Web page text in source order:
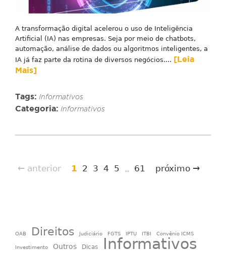
A transformação digital acelerou o uso de Inteligência
Artificial (IA) nas empresas. Seja por meio de chatbots,
automação, análise de dados ou algoritmos inteligentes, a
IA já faz parte da rotina de diversos negócios.... [Leia
Mais]
Tags: Informativos
Categoria: Informativos
← anterior 1 2 3 4 5 61 próximo →
OAB Direitos Judiciário FGTS IPTU ITBI Convênio ICMS
Investimento Outros Dicas Informativos